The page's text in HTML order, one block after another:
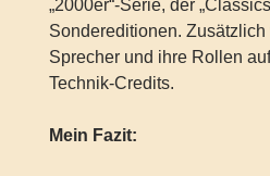
„2000er“-Serie, der
Sondereditionen.
Sprecher und ihre Rollen
Technik-Credits.
Mein Fazit: